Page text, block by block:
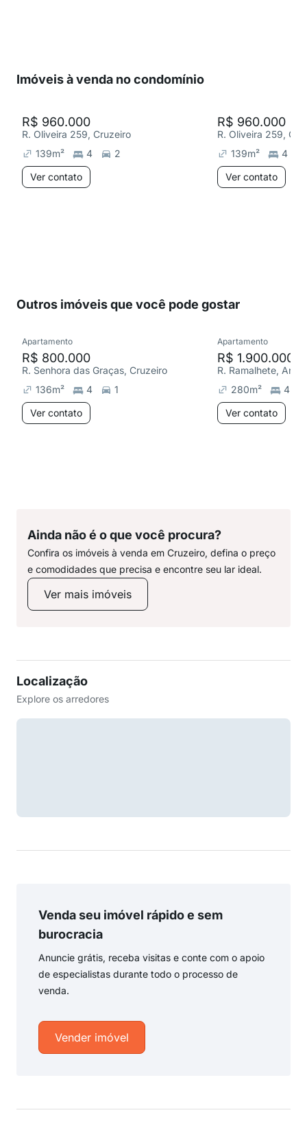
Imóveis à venda no condomínio
R$ 960.000
R. Oliveira 259, Cruzeiro
139m² 4
2
Ver contato
R$ 960.000
R. Oliveira 259,
139m²
4
Ver contato
Outros imóveis que você pode gostar
Apartamento
R$ 800.000
R. Senhora das Graças, Cruzeiro
136m² 4
1
Ver contato
Apartamento
R$ 1.900.000
R. Ramalhete,
280m²
4
Ver contato
Ainda não é o que você procura?
Confira os imóveis à venda em Cruzeiro, defina o preço
e comodidades que precisa e encontre seu lar ideal.
Ver mais imóveis
Localização
Explore os arredores
Venda seu imóvel rápido e sem
burocracia
Anuncie grátis, receba visitas e conte com o apoio
de especialistas durante todo o processo de
venda.
Vender imóvel